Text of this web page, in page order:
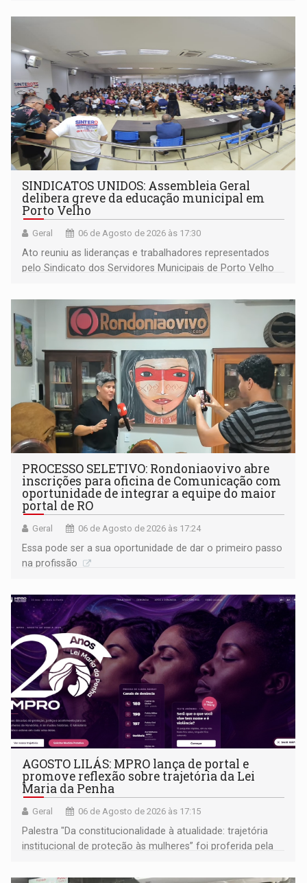
SINDICATOS UNIDOS: Assembleia Geral
delibera greve da educação municipal em
Porto Velho
Geral 06 de Agosto de 2026 às 17:30
Ato reuniu as lideranças e trabalhadores representados
pelo Sindicato dos Servidores Municipais de Porto Velho
PROCESSO SELETIVO: Rondoniaovivo abre
inscrições para oficina de Comunicação com
oportunidade de integrar a equipe do maior
portal de RO
Geral 06 de Agosto de 2026 às 17:24
Essa pode ser a sua oportunidade de dar o primeiro passo
na profissão
AGOSTO LILÁS: MPRO lança de portal e
promove reflexão sobre trajetória da Lei
Maria da Penha
Geral 06 de Agosto de 2026 às 17:15
Palestra "Da constitucionalidade à atualidade: trajetória
institucional de proteção às mulheres” foi proferida pela
Goiás